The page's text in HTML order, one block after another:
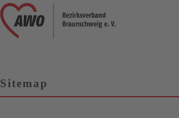
Z
u
m
l
t
Zum
Inhalt
springen
Sitemap